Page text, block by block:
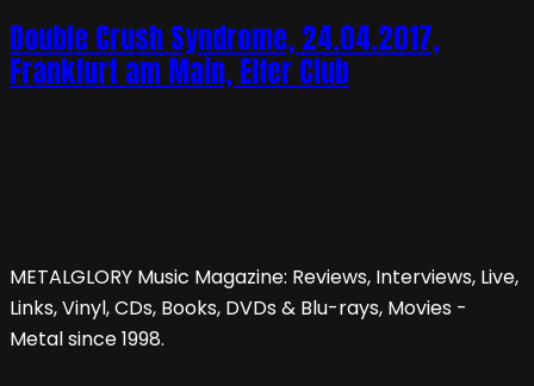
Double Crush Syndrome, 24.04.2017,
Frankfurt am Main, Elfer Club
METALGLORY Music Magazine: Reviews, Interviews, Live,
Links, Vinyl, CDs, Books, DVDs & Blu-rays, Movies -
Metal since 1998.